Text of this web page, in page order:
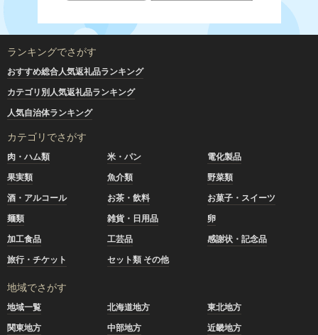
ランキングでさがす
おすすめ総合人気返礼品ランキング
カテゴリ別人気返礼品ランキング
人気自治体ランキング
カテゴリでさがす
肉・ハム類 米・パン
電化製品
果実類
魚介類
野菜類
酒・アルコール
お茶・飲料
お菓子・スイーツ
麺類
雑貨・日用品
卵
加工食品
工芸品
感謝状・記念品
旅行・チケット
セット類 その他
地域でさがす
地域一覧 北海道地方
東北地方
関東地方
中部地方
近畿地方